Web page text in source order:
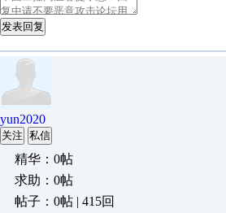
发表回复
yun2020
关注 私信
精华：0帖
求助：0帖
帖子：0帖 | 415回